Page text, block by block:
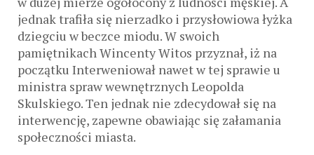
jednak trafiła się nierzadko i przysłowiowa łyżka
dziegciu w beczce miodu. W swoich
pamiętnikach Wincenty Witos przyznał, iż na
początku Interweniował nawet w tej sprawie u
ministra spraw wewnętrznych Leopolda
Skulskiego. Ten jednak nie zdecydował się na
interwencję, zapewne obawiając się załamania
społeczności miasta.